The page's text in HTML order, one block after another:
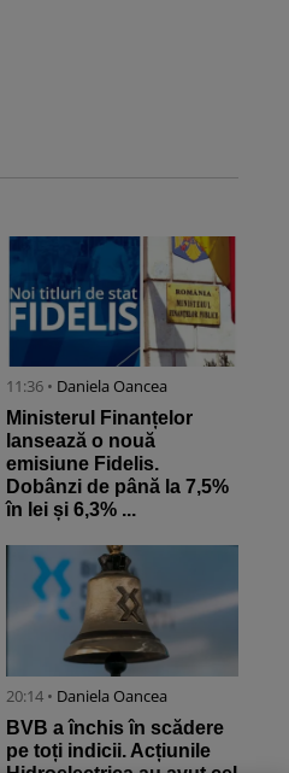
11:36 • Daniela Oancea
Ministerul Finanțelor
lansează o nouă
emisiune Fidelis.
Dobânzi de până la 7,5%
în lei și 6,3% ...
20:14 • Daniela Oancea
BVB a închis în scădere
pe toți indicii. Acțiunile